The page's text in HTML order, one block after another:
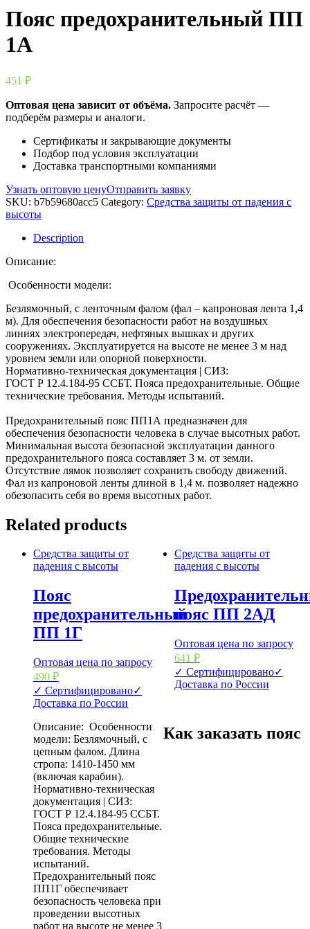
Пояс предохранительный ПП
1А
451 ₽
Оптовая цена зависит от объёма. Запросите расчёт —
подберём размеры и аналоги.
Сертификаты и закрывающие документы
Подбор под условия эксплуатации
Доставка транспортными компаниями
Узнать оптовую ценуОтправить заявку
SKU: b7b59680acc5 Category: Средства защиты от падения с
высоты
Description
Описание:
Особенности модели:
Безлямочный, с ленточным фалом (фал – капроновая лента 1,4
м). Для обеспечения безопасности работ на воздушных
линиях электропередач, нефтяных вышках и других
сооружениях. Эксплуатируется на высоте не менее 3 м над
уровнем земли или опорной поверхности.
Нормативно-техническая документация | СИЗ:
ГОСТ Р 12.4.184-95 ССБТ. Пояса предохранительные. Общие
технические требования. Методы испытаний.
Предохранительный пояс ПП1А предназначен для
обеспечения безопасности человека в случае высотных работ.
Минимальная высота безопасной эксплуатации данного
предохранительного пояса составляет 3 м. от земли.
Отсутствие лямок позволяет сохранить свободу движений.
Фал из капроновой ленты длиной в 1,4 м. позволяет надежно
обезопасить себя во время высотных работ.
Related products
Средства защиты от
падения с высоты
Пояс
предохранительный
ПП 1Г
Оптовая цена по запросу
490 ₽
✓ Сертифицировано✓
Доставка по России
Описание: Особенности
модели: Безлямочный, с
цепным фалом. Длина
стропа: 1410-1450 мм
(включая карабин).
Нормативно-техническая
документация | СИЗ:
ГОСТ Р 12.4.184-95 ССБТ.
Пояса предохранительные.
Общие технические
требования. Методы
испытаний.
Предохранительный пояс
ПП1Г обеспечивает
безопасность человека при
проведении высотных
работ на высоте не менее 3
Средства защиты от
падения с высоты
пояс ПП 2АД
Оптовая цена по запросу
641 ₽
✓ Сертифицировано✓
Доставка по России
Как заказать пояс